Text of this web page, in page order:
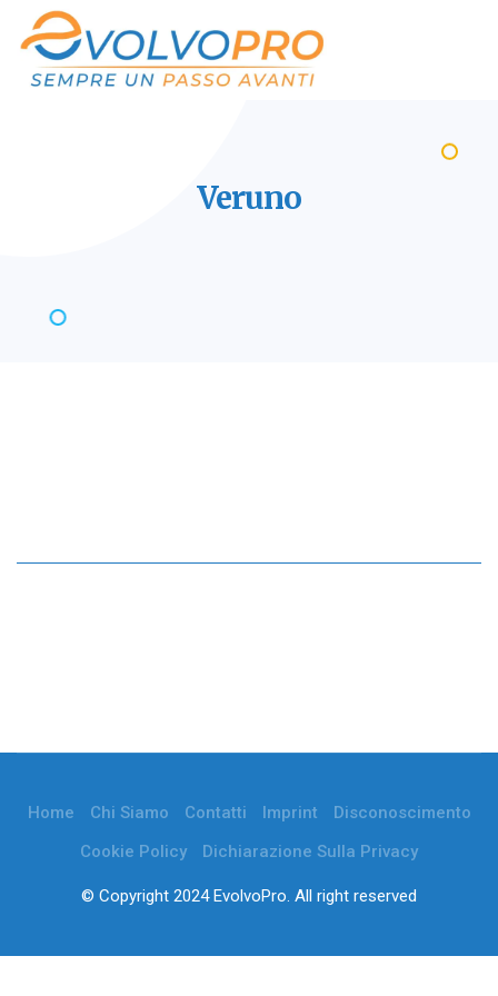
Veruno
Home Chi Siamo Contatti Imprint
Disconoscimento
Cookie Policy
Dichiarazione Sulla Privacy
© Copyright 2024 EvolvoPro. All right reserved